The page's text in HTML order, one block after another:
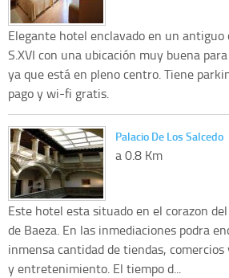
Elegante hotel enclavado en un antiguo
S.XVI con una ubicación muy buena
ya que está en pleno centro. Tiene
pago y wi-fi gratis.
Palacio De Los Salcedo
a 0.8 Km
Este hotel esta situado en el corazon
de Baeza. En las inmediaciones podra
inmensa cantidad de tiendas, comercios
y entretenimiento. El tiempo d...